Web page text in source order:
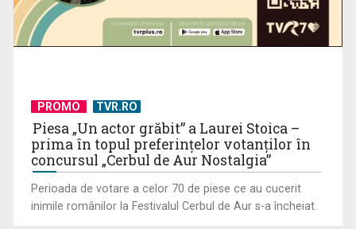
PROMO TVR.RO
Piesa „Un actor grăbit” a Laurei Stoica –
prima în topul preferinţelor votanţilor în
concursul „Cerbul de Aur Nostalgia”
Perioada de votare a celor 70 de piese ce au cucerit
inimile românilor la Festivalul Cerbul de Aur s-a încheiat.